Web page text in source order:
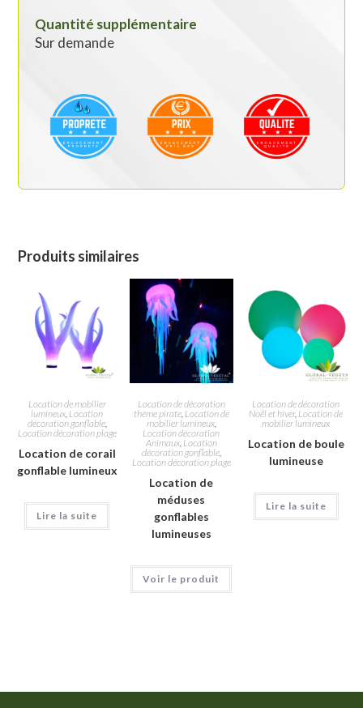
Quantité supplémentaire
Sur demande
Produits similaires
Location de mobilier
lumineux Location
décoration gonflable,
Location décoration plage
Location de corail
gonflable lumineux
Lire la suite
Location de décoration
thème pirate, Location de
mobilier lumineux,
Location décoration
Animaux, Location
décoration gonflable,
Location décoration plage
Location de
méduses
gonflables
lumineuses
Voir le produit
Location de décoration
Noël et hiver, Location de
mobilier lumineux
Location de boule
lumineuse
Lire la suite